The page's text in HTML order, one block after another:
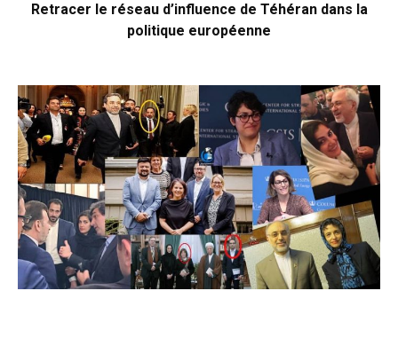
Retracer le réseau d’influence de Téhéran dans la
politique européenne